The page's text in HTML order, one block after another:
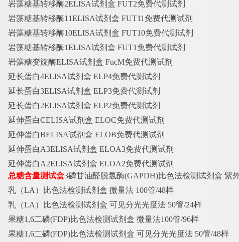
岩藻糖基转移酶2ELISA试剂盒 FUT2免费代测试剂
岩藻糖基转移酶11ELISA试剂盒 FUT11免费代测试剂
岩藻糖基转移酶10ELISA试剂盒 FUT10免费代测试剂
岩藻糖基转移酶1ELISA试剂盒 FUT1免费代测试剂
岩藻糖变旋酶ELISA试剂盒 FucM免费代测试剂
延长蛋白4ELISA试剂盒 ELP4免费代测试剂
延长蛋白3ELISA试剂盒 ELP3免费代测试剂
延长蛋白2ELISA试剂盒 ELP2免费代测试剂
延伸蛋白CELISA试剂盒 ELOC免费代测试剂
延伸蛋白BELISA试剂盒 ELOB免费代测试剂
延伸蛋白A3ELISA试剂盒 ELOA3免费代测试剂
延伸蛋白A2ELISA试剂盒 ELOA2免费代测试剂
总糖含量测试盒3磷甘油醛脱氢酶(GAPDH)比色法检测试剂盒 紫
乳（LA）比色法检测试剂盒 微量法 100管/48样
乳（LA）比色法检测试剂盒 可见分光光度法 50管/24样
果糖1,6二磷(FDP)比色法检测试剂盒 微量法100管/96样
果糖1,6二磷(FDP)比色法检测试剂盒 可见分光光度法 50管/48样